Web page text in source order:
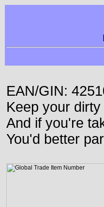
EAN/GIN:
Keep your
And if you're
You'd better